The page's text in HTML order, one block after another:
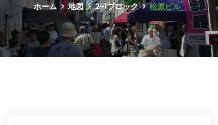
ホーム 地図 2-1ブロック 松原ビル